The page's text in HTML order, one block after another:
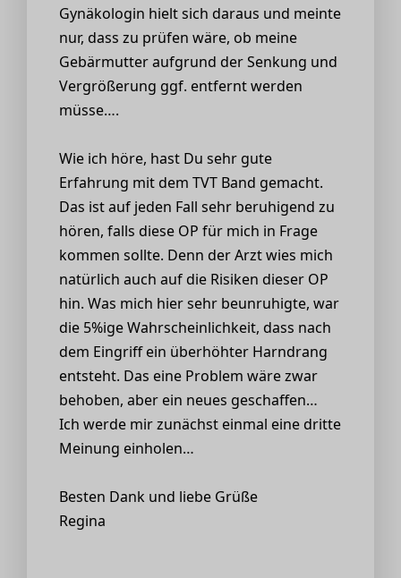
Gynäkologin hielt sich daraus und meinte
nur, dass zu prüfen wäre, ob meine
Gebärmutter aufgrund der Senkung und
Vergrößerung ggf. entfernt werden
müsse….
Wie ich höre, hast Du sehr gute
Erfahrung mit dem TVT Band gemacht.
Das ist auf jeden Fall sehr beruhigend zu
hören, falls diese OP für mich in Frage
kommen sollte. Denn der Arzt wies mich
natürlich auch auf die Risiken dieser OP
hin. Was mich hier sehr beunruhigte, war
die 5%ige Wahrscheinlichkeit, dass nach
dem Eingriff ein überhöhter Harndrang
entsteht. Das eine Problem wäre zwar
behoben, aber ein neues geschaffen…
Ich werde mir zunächst einmal eine dritte
Meinung einholen…
Besten Dank und liebe Grüße
Regina